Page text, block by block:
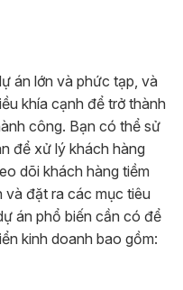
án lớn và phức tạp, và
khía cạnh để trở thành
công. Bạn có thể sử
để xử lý khách hàng
dõi khách hàng tiềm
đặt ra các mục tiêu
án phổ biến cần có để
kinh doanh bao gồm: